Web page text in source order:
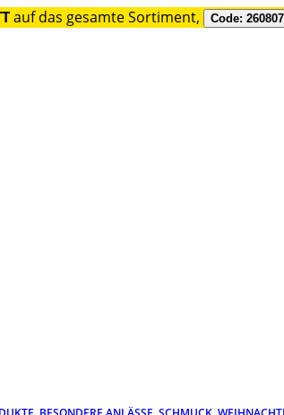
auf das gesamte Sortiment, Code: 260807